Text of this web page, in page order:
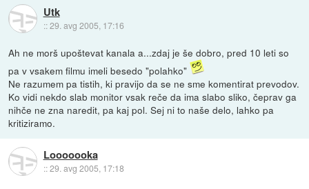
Utk
::29. avg 2005, 17:16
Ah ne morš upoštevat kanala a...zdaj je še dobro, pred 10 leti so
pa v vsakem filmu imeli besedo "polahko"
Ne razumem pa tistih, ki pravijo da se ne sme komentirat prevodov.
Ko vidi nekdo slab monitor vsak reče da ima slabo sliko, čeprav ga
nihče ne zna naredit, pa kaj pol. Sej ni to naše delo, lahko pa
kritiziramo.
Looooooka
::29. avg 2005, 17:18